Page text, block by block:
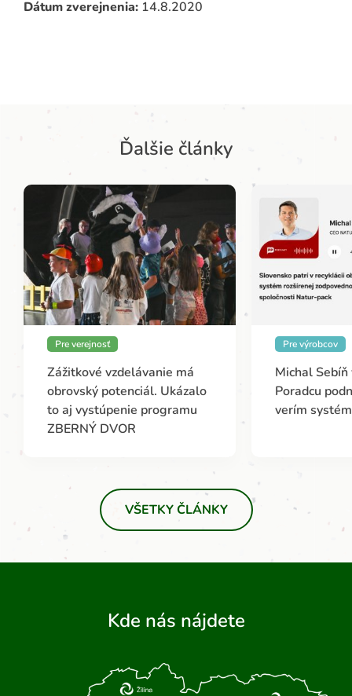
Dátum zverejnenia: 14.8.2020
Ďalšie články
Pre verejnosť
Zážitkové vzdelávanie má
obrovský potenciál. Ukázalo
to aj vystúpenie programu
ZBERNÝ DVOR
Pre výrobcov
Michal
Poradcu
verím
VŠETKY ČLÁNKY
Kde nás nájdete